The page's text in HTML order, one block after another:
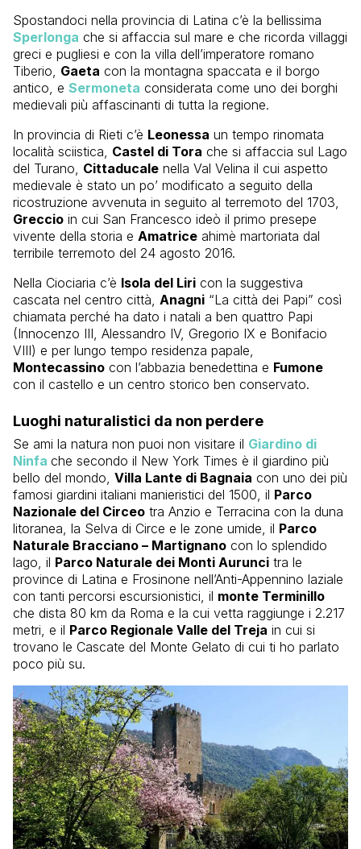
Spostandoci nella provincia di Latina c’è la bellissima
Sperlonga che si affaccia sul mare e che ricorda villaggi
greci e pugliesi e con la villa dell’imperatore romano
Tiberio, Gaeta con la montagna spaccata e il borgo
antico, e Sermoneta considerata come uno dei borghi
medievali più affascinanti di tutta la regione.
In provincia di Rieti c’è Leonessa un tempo rinomata
località sciistica, Castel di Tora che si affaccia sul Lago
del Turano, Cittaducale nella Val Velina il cui aspetto
medievale è stato un po’ modificato a seguito della
ricostruzione avvenuta in seguito al terremoto del 1703,
Greccio in cui San Francesco ideò il primo presepe
vivente della storia e Amatrice ahimè martoriata dal
terribile terremoto del 24 agosto 2016.
Nella Ciociaria c’è Isola del Liri con la suggestiva
cascata nel centro città, Anagni “La città dei Papi” così
chiamata perché ha dato i natali a ben quattro Papi
(Innocenzo III, Alessandro IV, Gregorio IX e Bonifacio
VIII) e per lungo tempo residenza papale,
Montecassino con l’abbazia benedettina e Fumone
con il castello e un centro storico ben conservato.
Luoghi naturalistici da non perdere
Se ami la natura non puoi non visitare il Giardino di
Ninfa che secondo il New York Times è il giardino più
bello del mondo, Villa Lante di Bagnaia con uno dei più
famosi giardini italiani manieristici del 1500, il Parco
Nazionale del Circeo tra Anzio e Terracina con la duna
litoranea, la Selva di Circe e le zone umide, il Parco
Naturale Bracciano – Martignano con lo splendido
lago, il Parco Naturale dei Monti Aurunci tra le
province di Latina e Frosinone nell’Anti-Appennino laziale
con tanti percorsi escursionistici, il monte Terminillo
che dista 80 km da Roma e la cui vetta raggiunge i 2.217
metri, e il Parco Regionale Valle del Treja in cui si
trovano le Cascate del Monte Gelato di cui ti ho parlato
poco più su.